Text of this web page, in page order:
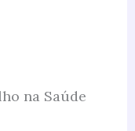
na Saúde